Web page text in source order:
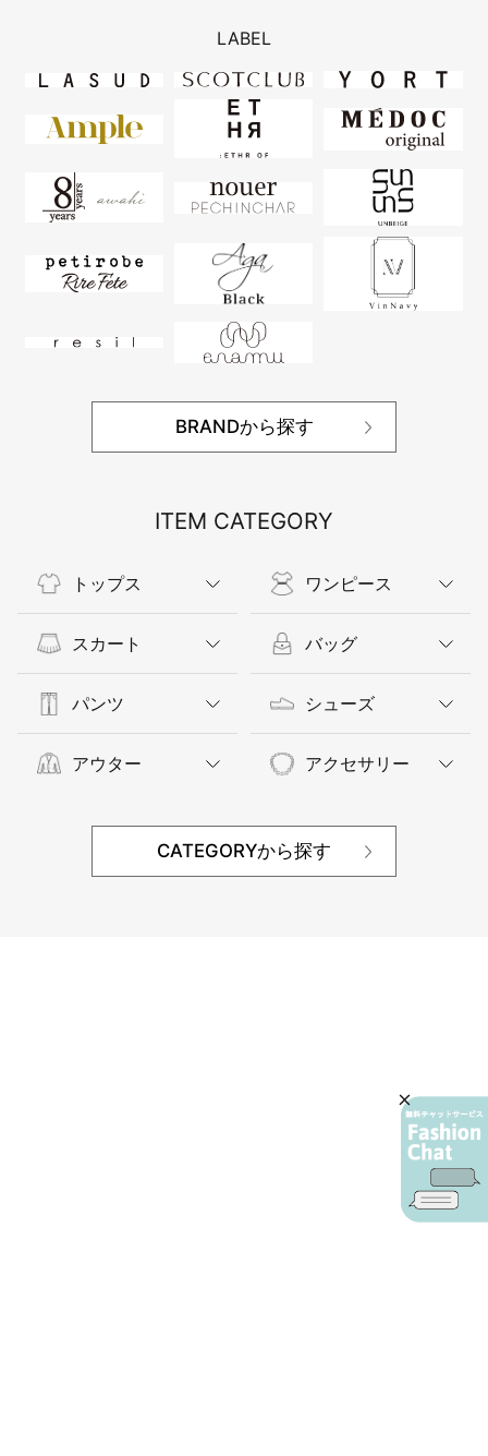
LABEL
BRANDから探す
ITEM CATEGORY
トップス
スカート
パンツ
アウター
ワンピース
バッグ
シューズ
アクセサリー
CATEGORYから探す